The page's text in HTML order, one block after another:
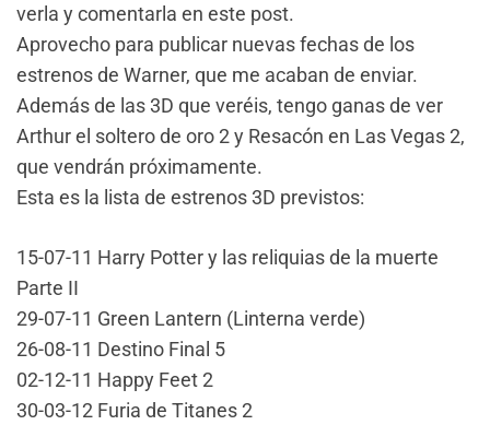
verla y comentarla en este post.
Aprovecho para publicar nuevas fechas de los
estrenos de Warner, que me acaban de enviar.
Además de las 3D que veréis, tengo ganas de ver
Arthur el soltero de oro 2 y Resacón en Las Vegas 2,
que vendrán próximamente.
Esta es la lista de estrenos 3D previstos:
15-07-11 Harry Potter y las reliquias de la muerte
Parte II
29-07-11 Green Lantern (Linterna verde)
26-08-11 Destino Final 5
02-12-11 Happy Feet 2
30-03-12 Furia de Titanes 2